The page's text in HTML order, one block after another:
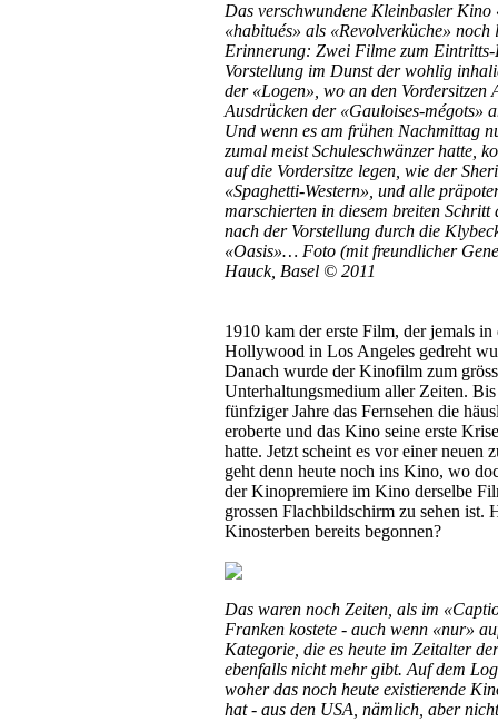
Das verschwundene Kleinbasler Kino
«habitués» als «Revolverküche» noch
Erinnerung: Zwei Filme zum Eintritts-
Vorstellung im Dunst der wohlig
der «Logen», wo an den Vordersitzen
Ausdrücken der «Gauloises-mégots»
Und wenn es am frühen Nachmittag
zumal meist Schuleschwänzer hatte,
auf die Vordersitze legen, wie der
«Spaghetti-Western», und alle
marschierten in diesem breiten Schritt
nach der Vorstellung durch die
«Oasis»… Foto (mit freundlicher
Hauck, Basel © 2011
1910 kam der erste Film, der jemals
Hollywood in Los Angeles gedreht
Danach wurde der Kinofilm zum
Unterhaltungsmedium aller Zeiten.
fünfziger Jahre das Fernsehen die
eroberte und das Kino seine erste
hatte. Jetzt scheint es vor einer neuen
geht denn heute noch ins Kino, wo
der Kinopremiere im Kino derselbe
grossen Flachbildschirm zu sehen ist.
Kinosterben bereits begonnen?
Das waren noch Zeiten, als im
Franken kostete - auch wenn «nur»
Kategorie, die es heute im Zeitalter
ebenfalls nicht mehr gibt. Auf dem
woher das noch heute existierende
hat - aus den USA, nämlich, aber